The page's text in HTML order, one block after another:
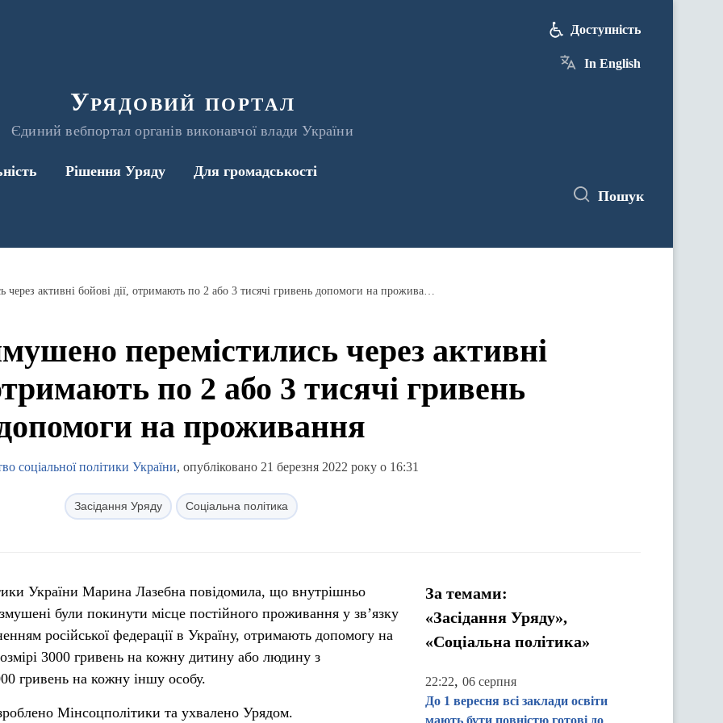
Урядовий портал
Єдиний вебпортал органів виконавчої влади України
Доступність
In English
Рішення Уряду
Для громадськості
Пошук
Люди, які вимушено перемістились через активні бойові дії, отримають по 2 або 3 тисячі гривень допомоги на проживання
перемістились через активні
по 2 або 3 тисячі гривень
на проживання
соціальної політики України, опубліковано 21 березня 2022 року о 16:31
Засідання Уряду Соціальна політика
України Марина Лазебна повідомила, що внутрішньо
були покинути місце постійного проживання у зв’язку
російської федерації в Україну, отримають допомогу на
3000 гривень на кожну дитину або людину з
гривень на кожну іншу особу.
Мінсоцполітики та ухвалено Урядом.
За темами:
«Засідання Уряду»,
«Соціальна політика»
22:22, 06 серпня
До 1 вересня всі заклади освіти
мають бути повністю готові до